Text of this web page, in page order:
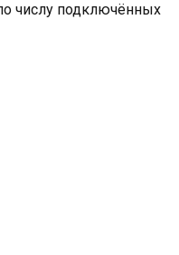
числу подключённых